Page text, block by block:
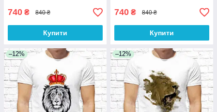
740 ₴ 840 ₴
Купити
740 ₴ 840 ₴
Купити
–12% –12%